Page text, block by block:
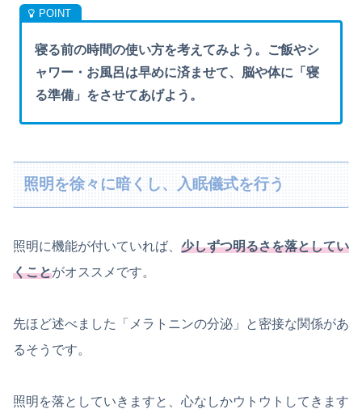
寝る前の時間の使い方を考えてみよう。ご飯やシ
ャワー・お風呂は早めに済ませて、脳や体に「寝
る準備」をさせてあげよう。
照明を徐々に暗くし、入眠儀式を行う
照明に機能が付いていれば、 少しずつ明るさを落としてい
くことがオススメです。
先ほど述べました「メラトニンの分泌」と密接な関係があ
るそうです。
照明を落としていきますと、心なしかウトウトしてきます